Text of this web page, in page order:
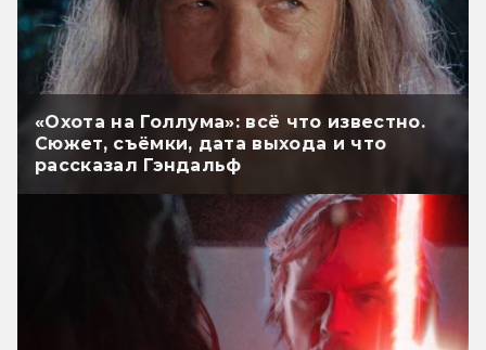
«Охота на Голлума»: всё что известно.
Сюжет, съёмки, дата выхода и что
рассказал Гэндальф